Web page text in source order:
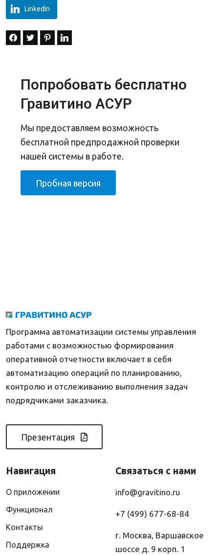
LinkedIn
Попробовать бесплатно
Гравитино АСУР
Мы предоставляем возможность
бесплатной предпродажной проверки
нашей системы в работе.
Пробная версия
Программа автоматизации системы управления
работами с возможностью формирования
оперативной отчетности включает в себя
автоматизацию операций по планированию,
контролю и отслеживанию выполнения задач
подрядчиками заказчика.
Презентация
Навигация
О приложении
Функционал
Контакты
Поддержка
Связаться с нами
info@gravitino.ru
+7 (499) 677-68-84
г. Москва, Варшавское
шоссе д. 9 корп. 1